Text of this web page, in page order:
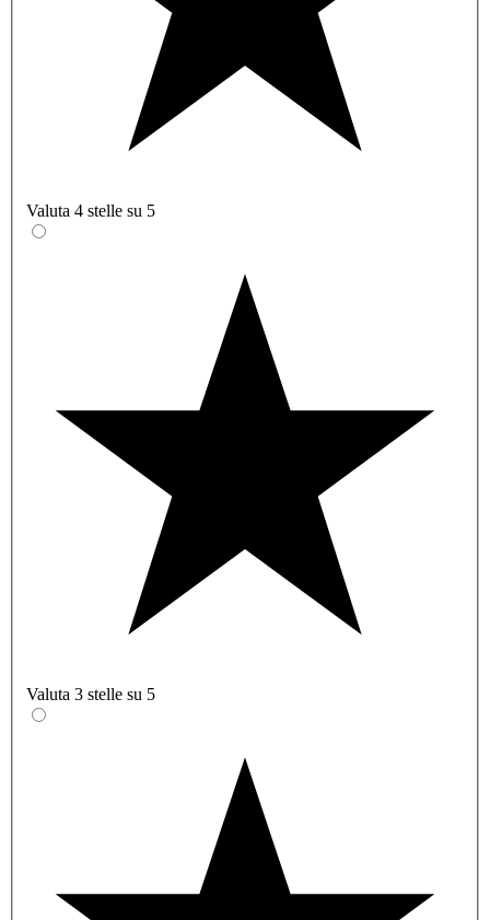
Valuta 4 stelle su 5
Valuta 3 stelle su 5